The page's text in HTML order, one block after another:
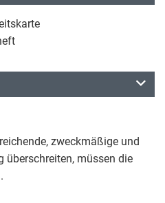
zweckmäßige und
müssen die